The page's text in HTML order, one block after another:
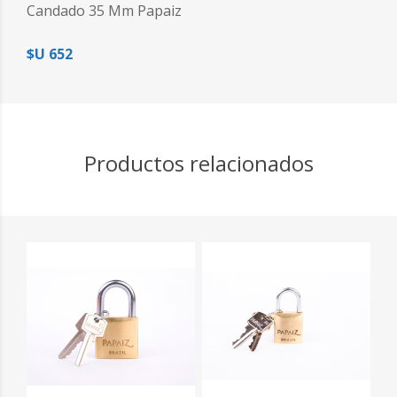
Candado 35 Mm Papaiz
$U 652
Productos relacionados